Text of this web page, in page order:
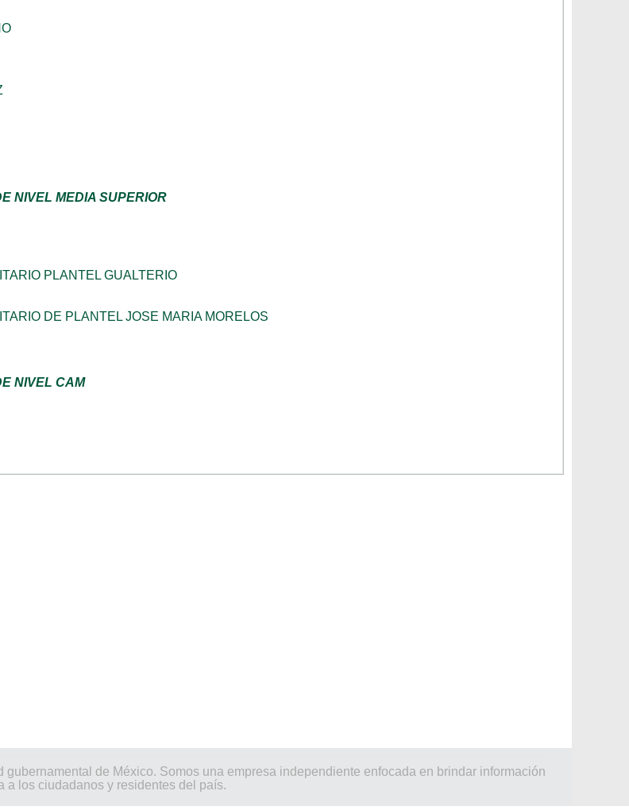
NIVEL MEDIA SUPERIOR
PLANTEL GUALTERIO
DE PLANTEL JOSE MARIA MORELOS
NIVEL CAM
de México. Somos una empresa independiente enfocada en brindar información
a los ciudadanos y residentes del país.